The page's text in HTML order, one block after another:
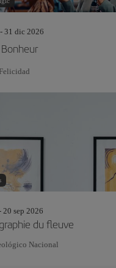
31 dic 2026
20 sep 2026
du fleuve
Nacional